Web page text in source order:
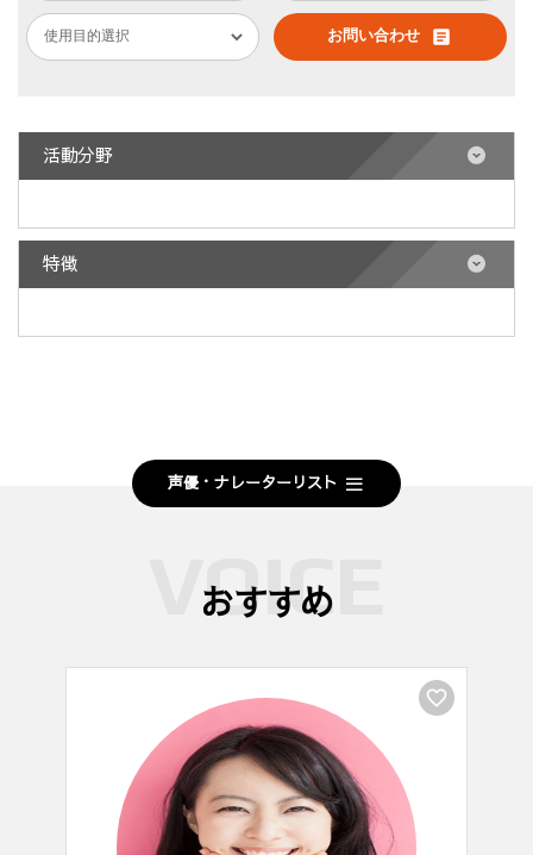
お問い合わせ article
活動分野
特徴
声優・ナレーターリスト
おすすめ
favorite_border